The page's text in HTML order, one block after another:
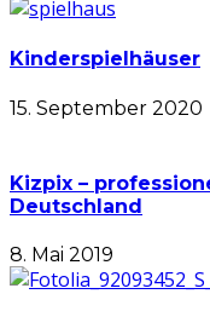
Kinderspielhäuser
15. September 2020
Kizpix –
Deutschland
8. Mai 2019